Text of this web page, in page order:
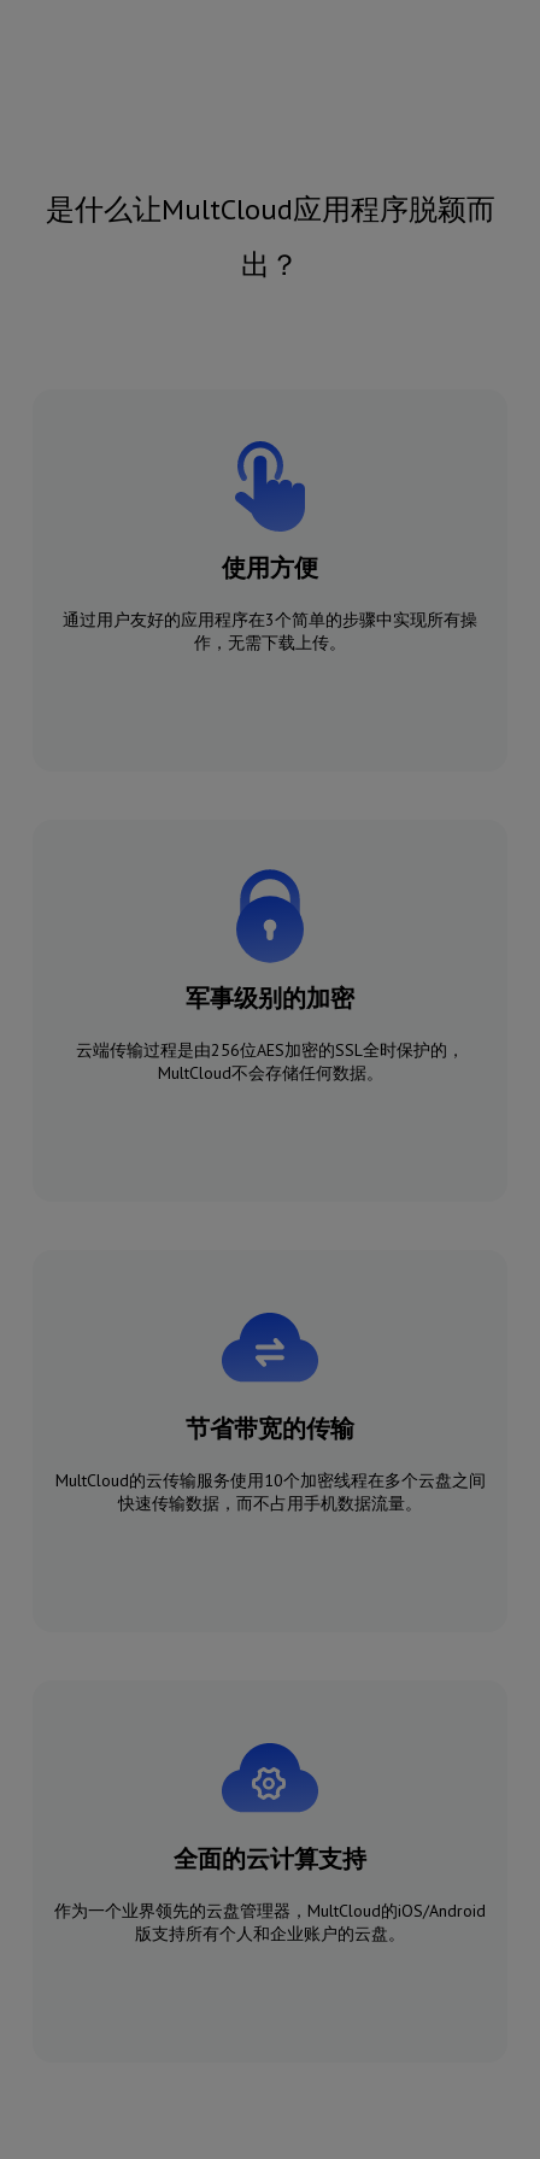
是什么让MultCloud应用程序脱颖而
出？
使用方便
通过用户友好的应用程序在3个简单的步骤中实现所有操
作，无需下载上传。
军事级别的加密
云端传输过程是由256位AES加密的SSL全时保护的，
MultCloud不会存储任何数据。
节省带宽的传输
MultCloud的云传输服务使用10个加密线程在多个云盘之间
快速传输数据，而不占用手机数据流量。
全面的云计算支持
作为一个业界领先的云盘管理器，MultCloud的iOS/Android
版支持所有个人和企业账户的云盘。